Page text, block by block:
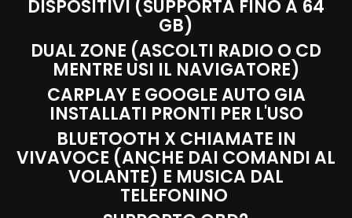
DISPOSITIVI (SUPPORTA FINO A 64
GB)
DUAL ZONE (ASCOLTI RADIO O CD
MENTRE USI IL NAVIGATORE)
CARPLAY E GOOGLE AUTO GIA
INSTALLATI PRONTI PER L'USO
BLUETOOTH X CHIAMATE IN
VIVAVOCE (ANCHE DAI COMANDI AL
VOLANTE) E MUSICA DAL
TELEFONINO